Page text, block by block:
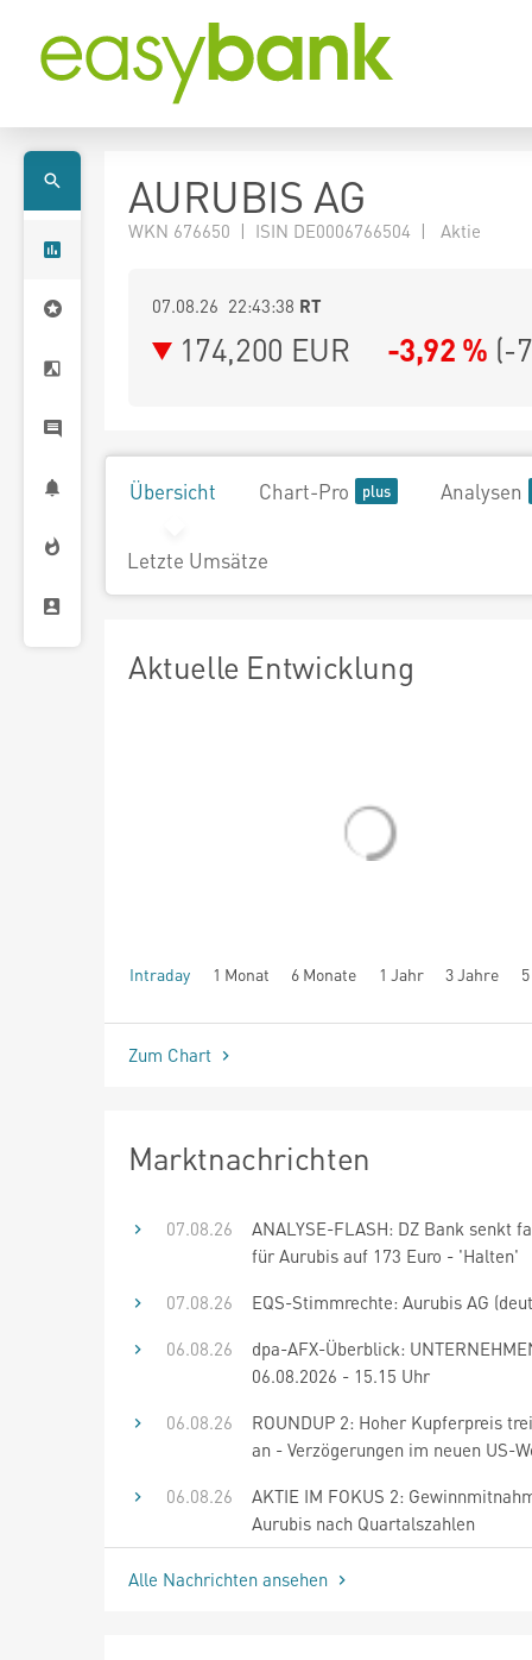
AURUBIS AG
WKN 676650 | ISIN DE0006766504 | Aktie
07.08.26 22:43:38 RT
174,200 EUR -3,92 % (-
Übersicht Chart-Pro Analysen
Letzte Umsätze
Aktuelle Entwicklung
Intraday 1 Monat 6 Monate 1 Jahr 3 Jahre
seit Beginn
Zum Chart
Marktnachrichten
07.08.26
ANALYSE-FLASH: DZ Bank senkt
für Aurubis auf 173 Euro - 'Halten'
07.08.26
EQS-Stimmrechte: Aurubis AG
06.08.26
dpa-AFX-Überblick:
06.08.2026 - 15.15 Uhr
06.08.26
ROUNDUP 2: Hoher Kupferpreis
an - Verzögerungen im neuen US-
06.08.26
AKTIE IM FOKUS 2:
Aurubis nach Quartalszahlen
Alle Nachrichten ansehen